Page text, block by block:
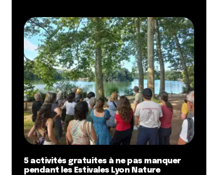
5 activités gratuites à ne pas manquer
pendant les Estivales Lyon Nature